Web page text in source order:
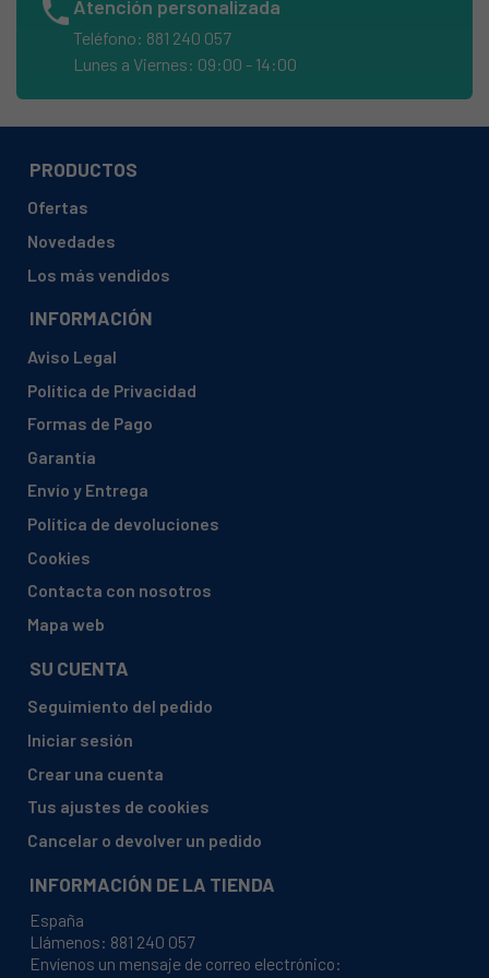
SMEG, 3C854XE
SMEG, 4C80
SMEG, A1-2
SMEG, A1-2SE
SMEG, A1-5
SMEG, A1-6
SMEG, A1.1
SMEG, A11A-6
SMEG, A11X-6
SMEG, A11XLP
SMEG, A1A-5
SMEG, A1AD-5
SMEG, A1AD.1
SMEG, A1AU6
phone Atención personalizada
Teléfono: 881 240 057
Lunes a Viernes: 09:00 - 14:00
PRODUCTOS
Ofertas
Novedades
Los más vendidos
INFORMACIÓN
Aviso Legal
Política de Privacidad
Formas de Pago
Garantía
Envío y Entrega
Política de devoluciones
Cookies
Contacta con nosotros
Mapa web
SU CUENTA
Seguimiento del pedido
Iniciar sesión
Crear una cuenta
Tus ajustes de cookies
Cancelar o devolver un pedido
INFORMACIÓN DE LA TIENDA
España
Llámenos: 881 240 057
Envíenos un mensaje de correo electrónico: